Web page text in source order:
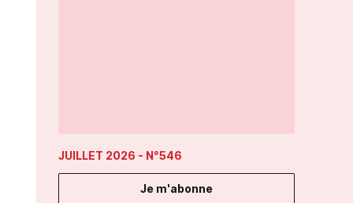
JUILLET 2026 - N°546
Je m'abonne